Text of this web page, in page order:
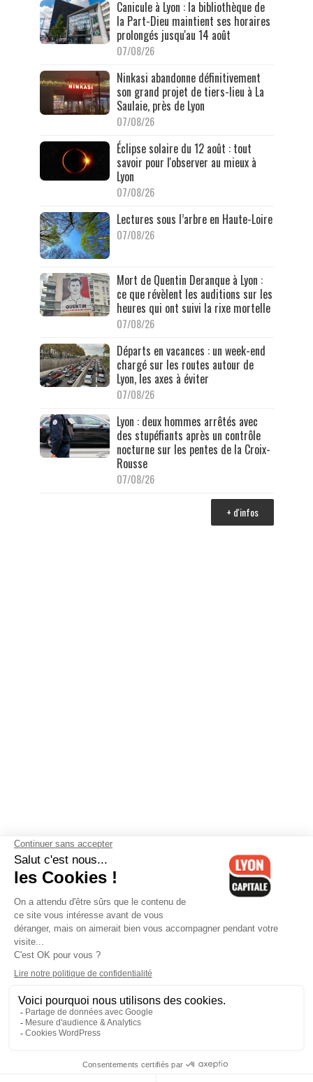
Canicule à Lyon : la bibliothèque de
la Part-Dieu maintient ses horaires
prolongés jusqu'au 14 août
07/08/26
Ninkasi abandonne définitivement
son grand projet de tiers-lieu à La
Saulaie, près de Lyon
07/08/26
Éclipse solaire du 12 août : tout
savoir pour l'observer au mieux à
Lyon
07/08/26
Lectures sous l’arbre en Haute-Loire
07/08/26
Mort de Quentin Deranque à Lyon :
ce que révèlent les auditions sur les
heures qui ont suivi la rixe mortelle
07/08/26
Départs en vacances : un week-end
chargé sur les routes autour de
Lyon, les axes à éviter
07/08/26
Lyon : deux hommes arrêtés avec
des stupéfiants après un contrôle
nocturne sur les pentes de la Croix-
Rousse
07/08/26
+ d'infos
Contactez-nous-Mentions légales-CGV-Politique de
confidentialité-Gestion des cookies
Cedex 06